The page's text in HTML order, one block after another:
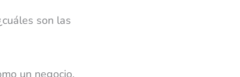
son las
un negocio.